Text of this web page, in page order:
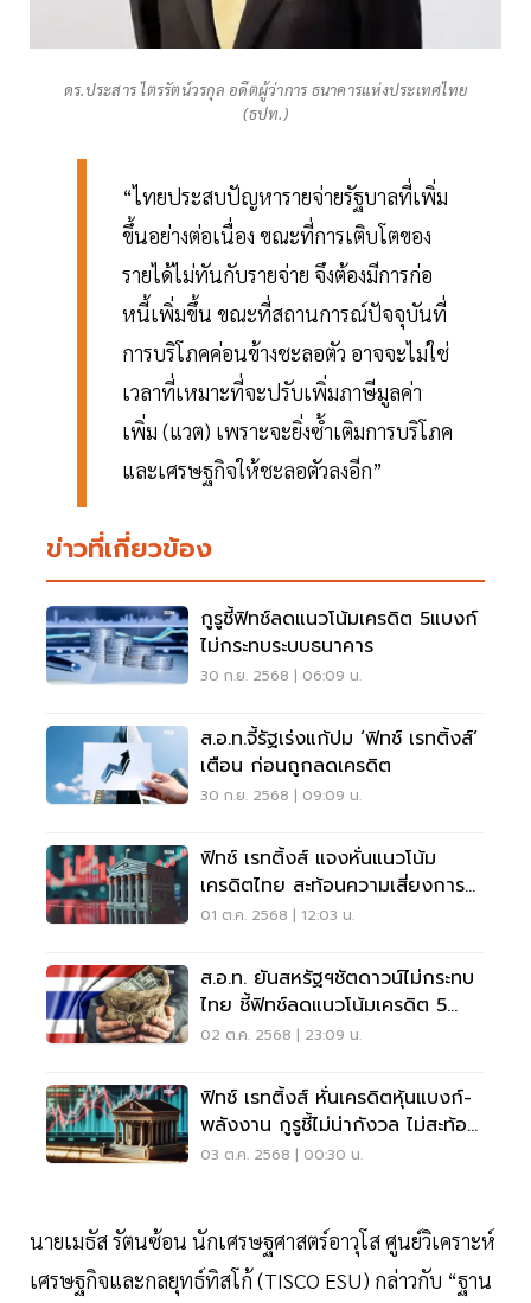
ดร.ประสาร ไตรรัตน์วรกุล อดีตผู้ว่าการ ธนาคารแห่งประเทศไทย
(ธปท.)
“ไทยประสบปัญหารายจ่ายรัฐบาลที่เพิ่ม
ขึ้นอย่างต่อเนื่อง ขณะที่การเติบโตของ
รายได้ไม่ทันกับรายจ่าย จึงต้องมีการก่อ
หนี้เพิ่มขึ้น ขณะที่สถานการณ์ปัจจุบันที่
การบริโภคค่อนข้างชะลอตัว อาจจะไม่ใช่
เวลาที่เหมาะที่จะปรับเพิ่มภาษีมูลค่า
เพิ่ม (แวต) เพราะจะยิ่งซ้ำเติมการบริโภค
และเศรษฐกิจให้ชะลอตัวลงอีก”
ข่าวที่เกี่ยวข้อง
กูรูชี้ฟิทช์ลดแนวโน้มเครดิต 5แบงก์
ไม่กระทบระบบธนาคาร
30 ก.ย. 2568 | 06:09 น.
ส.อ.ท.จี้รัฐเร่งแก้ปม ‘ฟิทช์ เรทติ้งส์’
เตือน ก่อนถูกลดเครดิต
30 ก.ย. 2568 | 09:09 น.
ฟิทช์ เรทติ้งส์ แจงหั่นแนวโน้ม
เครดิตไทย สะท้อนความเสี่ยงการ
คลังเพิ่ม
01 ต.ค. 2568 | 12:03 น.
ส.อ.ท. ยันสหรัฐฯชัตดาวน์ไม่กระทบ
ไทย ชี้ฟิทช์ลดแนวโน้มเครดิต 5
แบงก์จากภาวะหนี้ในประเทศ
02 ต.ค. 2568 | 23:09 น.
ฟิทช์ เรทติ้งส์ หั่นเครดิตหุ้นแบงก์-
พลังงาน กูรูชี้ไม่น่ากังวล ไม่สะท้อน
ธุรกิจ
03 ต.ค. 2568 | 00:30 น.
นายเมธัส รัตนซ้อน นักเศรษฐศาสตร์อาวุโส ศูนย์วิเคราะห์
เศรษฐกิจและกลยุทธ์ทิสโก้ (TISCO ESU) กล่าวกับ “ฐาน